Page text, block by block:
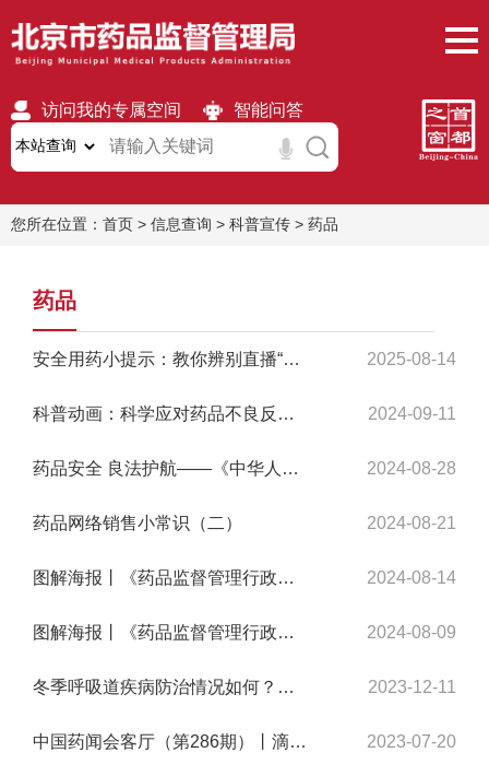
访问我的专属空间 智能问答
无障碍 繁體 移动版
您所在位置： 首页 > 信息查询 > 科普宣传 > 药品
药品
安全用药小提示：教你辨别直播“老黑膏”三要点 2025-08-14
科普动画：科学应对药品不良反应，保障公众用药安全 2024-09-11
药品安全 良法护航——《中华人民共和国药品管理法》颁布40周年 2024-08-28
药品网络销售小常识（二） 2024-08-21
图解海报丨《药品监督管理行政处罚裁量适用规则》系列解读（五） 2024-08-14
图解海报丨《药品监督管理行政处罚裁量适用规则》系列解读（四） 2024-08-09
冬季呼吸道疾病防治情况如何？国家卫健委发布会权威回应 2023-12-11
中国药闻会客厅（第286期）丨滴眼药水的注意事项 2023-07-20